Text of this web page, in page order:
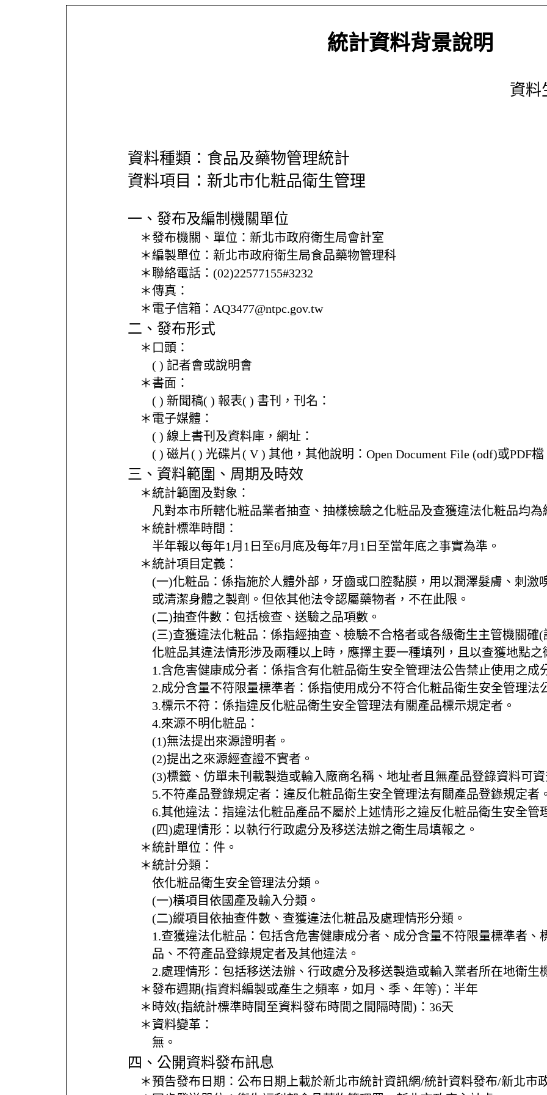
統計資料背景說明
資料
資料種類：食品及藥物管理統計
資料項目：新北市化粧品衛生管理
一、發布及編制機關單位
＊發布機關、單位： 新北市政府衛生局會計室
＊編製單位： 新北市政府衛生局食品藥物管理科
＊聯絡電話： (02)22577155#3232
＊傳真：
＊電子信箱： AQ3477@ntpc.gov.tw
二、發布形式
＊口頭：
( ) 記者會或說明會
＊書面：
( ) 新聞稿( ) 報表( ) 書刊，刊名：
＊電子媒體：
( ) 線上書刊及資料庫，網址：
( ) 磁片( ) 光碟片( V ) 其他， 其他說明： Open Document File (odf)或PDF檔
三、資料範圍、周期及時效
＊統計範圍及對象：
凡對本市所轄化粧品業者抽查、抽樣檢驗之化粧品及查獲違法化粧品均為
＊統計標準時間：
半年報以每年1月1日至6月底及每年7月1日至當年底之事實為準。
＊統計項目定義：
(一)化粧品：係指施於人體外部，牙齒或口腔黏膜，用以潤澤髮膚、刺激
或清潔身體之製劑。但依其他法令認屬藥物者，不在此限。
(二)抽查件數：包括檢查、送驗之品項數。
(三)查獲違法化粧品：係指經抽查、檢驗不合格者或各級衛生主管機關確
化粧品其違法情形涉及兩種以上時，應擇主要一種填列，且以查獲地點之
1.含危害健康成分者：係指含有化粧品衛生安全管理法公告禁止使用之成
2.成分含量不符限量標準者：係指使用成分不符合化粧品衛生安全管理法
3.標示不符：係指違反化粧品衛生安全管理法有關產品標示規定者。
4.來源不明化粧品：
(1)無法提出來源證明者。
(2)提出之來源經查證不實者。
(3)標籤、仿單未刊載製造或輸入廠商名稱、地址者且無產品登錄資料可資
5.不符產品登錄規定者：違反化粧品衛生安全管理法有關產品登錄規定者。
6.其他違法：指違法化粧品產品不屬於上述情形之違反化粧品衛生安全管
(四)處理情形：以執行行政處分及移送法辦之衛生局填報之。
＊統計單位： 件。
＊統計分類：
依化粧品衛生安全管理法分類。
(一)橫項目依國產及輸入分類。
(二)縱項目依抽查件數、查獲違法化粧品及處理情形分類。
1.查獲違法化粧品：包括含危害健康成分者、成分含量不符限量標準者、
品、不符產品登錄規定者及其他違法。
2.處理情形：包括移送法辦、行政處分及移送製造或輸入業者所在地衛生
＊發布週期(指資料編製或產生之頻率，如月、季、年等)： 半年
＊時效(指統計標準時間至資料發布時間之間隔時間)： 36天
＊資料變革：
無。
四、公開資料發布訊息
＊預告發布日期： 公布日期上載於新北市統計資訊網/統計資料發布/新北市